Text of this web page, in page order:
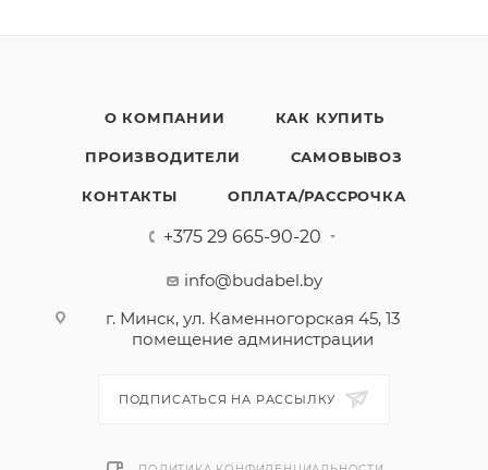
О КОМПАНИИ КАК КУПИТЬ
ПРОИЗВОДИТЕЛИ САМОВЫВОЗ
КОНТАКТЫ ОПЛАТА/РАССРОЧКА
+375 29 665-90-20
info@budabel.by
г. Минск, ул. Каменногорская 45, 13
помещение администрации
ПОДПИСАТЬСЯ НА РАССЫЛКУ